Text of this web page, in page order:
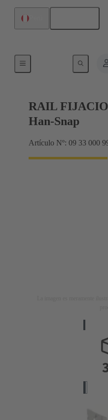
Soporte de aislante
RAIL
Han-Snap
Artículo Nº: 09 33 000